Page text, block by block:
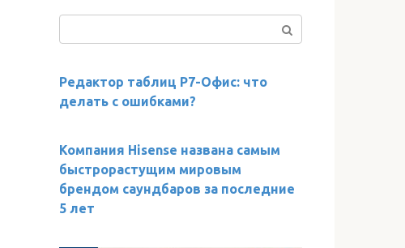
Редактор таблиц Р7-Офис: что
делать с ошибками?
Компания Hisense названа самым
быстрорастущим мировым
брендом саундбаров за последние
5 лет